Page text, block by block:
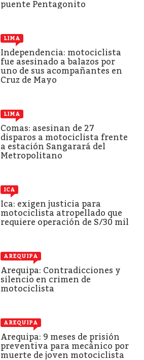
puente Pentagonito
LIMA
Independencia: motociclista
fue asesinado a balazos por
uno de sus acompañantes en
Cruz de Mayo
LIMA
Comas: asesinan de 27
disparos a motociclista frente
a estación Sangarará del
Metropolitano
ICA
Ica: exigen justicia para
motociclista atropellado que
requiere operación de S/30 mil
AREQUIPA
Arequipa: Contradicciones y
silencio en crimen de
motociclista
AREQUIPA
Arequipa: 9 meses de prisión
preventiva para mecánico por
muerte de joven motociclista